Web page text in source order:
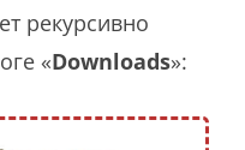
рекурсивно
«Downloads»: